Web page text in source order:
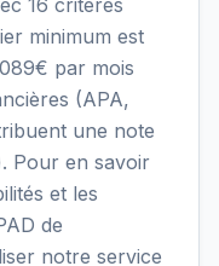
minimum est
par mois
(APA,
une note
Pour en savoir
et les
de
notre service